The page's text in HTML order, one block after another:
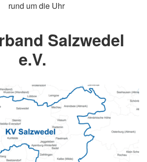
rund um die Uhr
Salzwedel
e.V.